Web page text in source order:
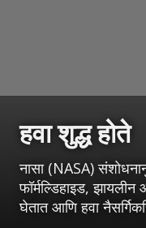
हवा शुद्ध होते
नासा (NASA)
फॉर्मल्डिहाइड, झायलीन
घेतात आणि हवा